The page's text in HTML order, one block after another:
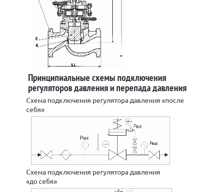
Принципиальные схемы подключения
регуляторов давления и перепада давления
Схема подключения регулятора давления «после
себя»
Схема подключения регулятора давления
«до себя»